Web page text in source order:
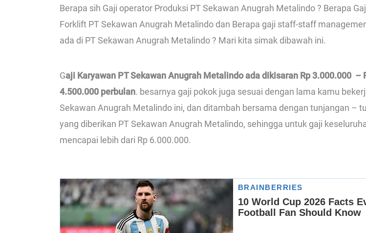
Berapa sih Gaji operator Produksi PT Sekawan Anugrah Metalindo ? Berapa
Forklift PT Sekawan Anugrah Metalindo dan Berapa gaji staff-staff
ada di PT Sekawan Anugrah Metalindo ? Mari kita simak dibawah ini.
Gaji Karyawan PT Sekawan Anugrah Metalindo ada dikisaran Rp 3.000.000 –
4.500.000 perbulan. besarnya gaji pokok juga sesuai dengan lama kamu
Sekawan Anugrah Metalindo ini, dan ditambah bersama dengan tunjangan –
yang diberikan PT Sekawan Anugrah Metalindo, sehingga untuk gaji
mencapai lebih dari Rp 6.000.000.